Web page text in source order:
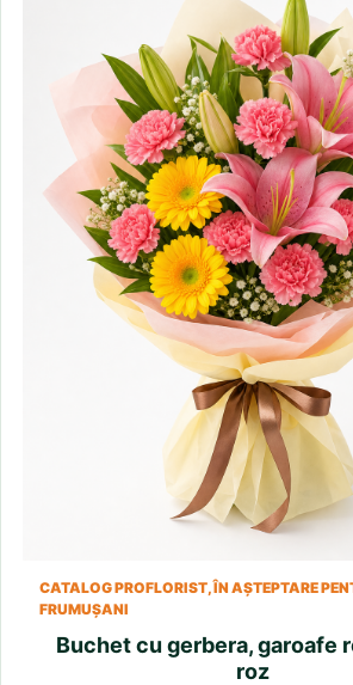
CATALOG PROFLORIST, ÎN AȘTEPTARE
FRUMUȘANI
Buchet cu gerbera, garoafe
roz